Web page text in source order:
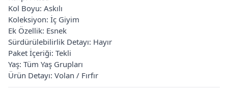
Kol Boyu: Askılı
Koleksiyon: İç Giyim
Ek Özellik: Esnek
Sürdürülebilirlik Detayı: Hayır
Paket İçeriği: Tekli
Yaş: Tüm Yaş Grupları
Ürün Detayı: Volan / Fırfır